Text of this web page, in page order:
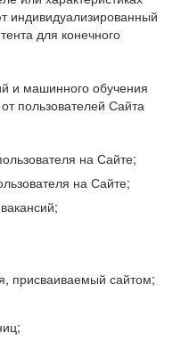
индивидуализированный
для конечного
и машинного обучения
пользователей Сайта
на Сайте;
на Сайте;
присваиваемый сайтом;